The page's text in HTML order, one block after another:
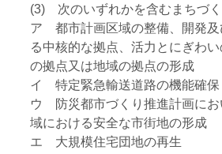
(3) 次のいずれかを含むまちづ
ア 都市計画区域の整備、開発及
る中核的な拠点、活力とにぎわ
の拠点又は地域の拠点の形成
イ 特定緊急輸送道路の機能確保
ウ 防災都市づくり推進計画にお
域における安全な市街地の形成
エ 大規模住宅団地の再生